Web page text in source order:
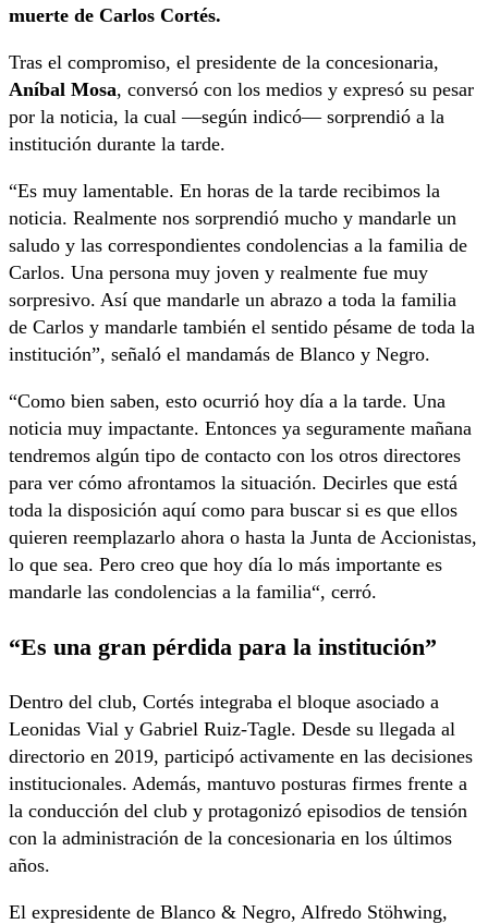
muerte de Carlos Cortés.
Tras el compromiso, el presidente de la concesionaria,
Aníbal Mosa, conversó con los medios y expresó su pesar
por la noticia, la cual —según indicó— sorprendió a la
institución durante la tarde.
“Es muy lamentable. En horas de la tarde recibimos la
noticia. Realmente nos sorprendió mucho y mandarle un
saludo y las correspondientes condolencias a la familia de
Carlos. Una persona muy joven y realmente fue muy
sorpresivo. Así que mandarle un abrazo a toda la familia
de Carlos y mandarle también el sentido pésame de toda la
institución”, señaló el mandamás de Blanco y Negro.
“Como bien saben, esto ocurrió hoy día a la tarde. Una
noticia muy impactante. Entonces ya seguramente mañana
tendremos algún tipo de contacto con los otros directores
para ver cómo afrontamos la situación. Decirles que está
toda la disposición aquí como para buscar si es que ellos
quieren reemplazarlo ahora o hasta la Junta de Accionistas,
lo que sea. Pero creo que hoy día lo más importante es
mandarle las condolencias a la familia“, cerró.
“Es una gran pérdida para la institución”
Dentro del club, Cortés integraba el bloque asociado a
Leonidas Vial y Gabriel Ruiz-Tagle. Desde su llegada al
directorio en 2019, participó activamente en las decisiones
institucionales. Además, mantuvo posturas firmes frente a
la conducción del club y protagonizó episodios de tensión
con la administración de la concesionaria en los últimos
años.
El expresidente de Blanco & Negro, Alfredo Stöhwing,